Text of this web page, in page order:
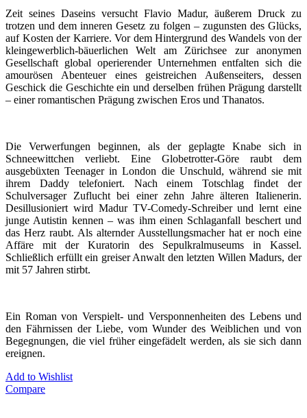
Zeit seines Daseins versucht Flavio Madur, äußerem Druck zu
trotzen und dem inneren Gesetz zu folgen – zugunsten des Glücks,
auf Kosten der Karriere. Vor dem Hintergrund des Wandels von der
kleingewerblich-bäuerlichen Welt am Zürichsee zur anonymen
Gesellschaft global operierender Unternehmen entfalten sich die
amourösen Abenteuer eines geistreichen Außenseiters, dessen
Geschick die Geschichte ein und derselben frühen Prägung darstellt
– einer romantischen Prägung zwischen Eros und Thanatos.
Die Verwerfungen beginnen, als der geplagte Knabe sich in
Schneewittchen verliebt. Eine Globetrotter-Göre raubt dem
ausgebüxten Teenager in London die Unschuld, während sie mit
ihrem Daddy telefoniert. Nach einem Totschlag findet der
Schulversager Zuflucht bei einer zehn Jahre älteren Italienerin.
Desillusioniert wird Madur TV-Comedy-Schreiber und lernt eine
junge Autistin kennen – was ihm einen Schlaganfall beschert und
das Herz raubt. Als alternder Ausstellungsmacher hat er noch eine
Affäre mit der Kuratorin des Sepulkralmuseums in Kassel.
Schließlich erfüllt ein greiser Anwalt den letzten Willen Madurs, der
mit 57 Jahren stirbt.
Ein Roman von Verspielt- und Versponnenheiten des Lebens und
den Fährnissen der Liebe, vom Wunder des Weiblichen und von
Begegnungen, die viel früher eingefädelt werden, als sie sich dann
ereignen.
Add to Wishlist
Compare